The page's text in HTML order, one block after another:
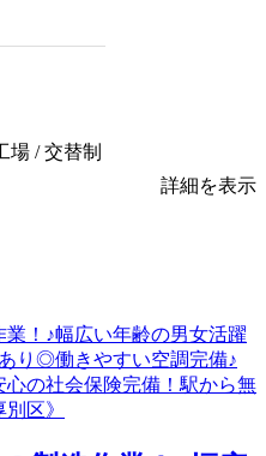
場 / 交替制
詳細を表示